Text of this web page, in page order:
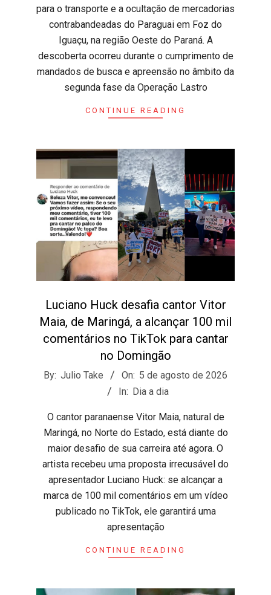
para o transporte e a ocultação de mercadorias
contrabandeadas do Paraguai em Foz do
Iguaçu, na região Oeste do Paraná. A
descoberta ocorreu durante o cumprimento de
mandados de busca e apreensão no âmbito da
segunda fase da Operação Lastro
CONTINUE READING
Luciano Huck desafia cantor Vitor
Maia, de Maringá, a alcançar 100 mil
comentários no TikTok para cantar
no Domingão
2026-
By: Julio Take On: 5 de agosto de 2026
In: Dia a dia
​O cantor paranaense Vitor Maia, natural de
Maringá, no Norte do Estado, está diante do
maior desafio de sua carreira até agora. O
artista recebeu uma proposta irrecusável do
apresentador Luciano Huck: se alcançar a
marca de 100 mil comentários em um vídeo
publicado no TikTok, ele garantirá uma
apresentação
CONTINUE READING